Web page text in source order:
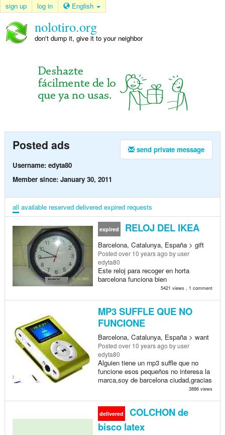
sign up log in English
nolotiro.org
don't dump it, give it to your neighbor
send private message
Posted ads
Username: edyta80
Member since: January 30, 2011
all available reserved delivered expired requests
expired RELOJ DEL IKEA
Barcelona, Catalunya, España > gift
Posted over 10 years ago by user
edyta80
Este reloj para recoger en horta
barcelona funciona bien
5421 views , 1 comment
MP3 SUFFLE QUE NO
FUNCIONE
Barcelona, Catalunya, España > want
Posted over 10 years ago by user
edyta80
Alguien tiene un mp3 suffle que no
funcione esos pequeños no interesa la
marca,soy de barcelona ciudad,gracias
3886 views
delivered
COLCHON de
bisco latex